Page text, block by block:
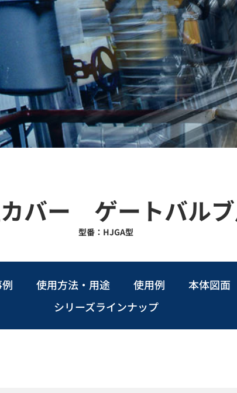
バー ゲートバル
型番：HJGA型
使用方法・用途 使用例
本体図面
シリーズラインナップ